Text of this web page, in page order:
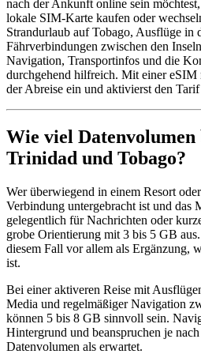
nach der Ankunft online sein
lokale SIM-Karte kaufen oder
Strandurlaub auf Tobago, Ausflüge in
Fährverbindungen zwischen den
Navigation, Transportinfos und die
durchgehend hilfreich. Mit einer eSIM
der Abreise ein und aktivierst den
Wie viel
Trinidad und Tobago?
Wer überwiegend in einem Resort
Verbindung untergebracht ist und das
gelegentlich für Nachrichten oder
grobe Orientierung mit 3 bis 5 GB
diesem Fall vor allem als Ergänzung,
ist.
Bei einer aktiveren Reise mit
Media und regelmäßiger Navigation
können 5 bis 8 GB sinnvoll sein.
Hintergrund und beanspruchen je
Datenvolumen als erwartet.